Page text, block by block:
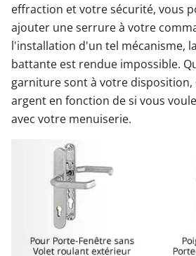
effraction et votre sécurité, vous
ajouter une serrure à votre
l'installation d'un tel mécanisme,
battante est rendue impossible.
garniture sont à votre disposition,
argent en fonction de si vous
avec votre menuiserie.